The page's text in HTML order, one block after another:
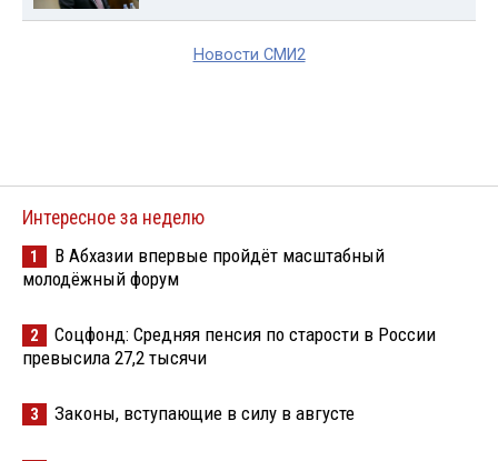
Новости СМИ2
Интересное за неделю
1
В Абхазии впервые пройдёт масштабный
молодёжный форум
2
Соцфонд: Средняя пенсия по старости в России
превысила 27,2 тысячи
3 Законы, вступающие в силу в августе